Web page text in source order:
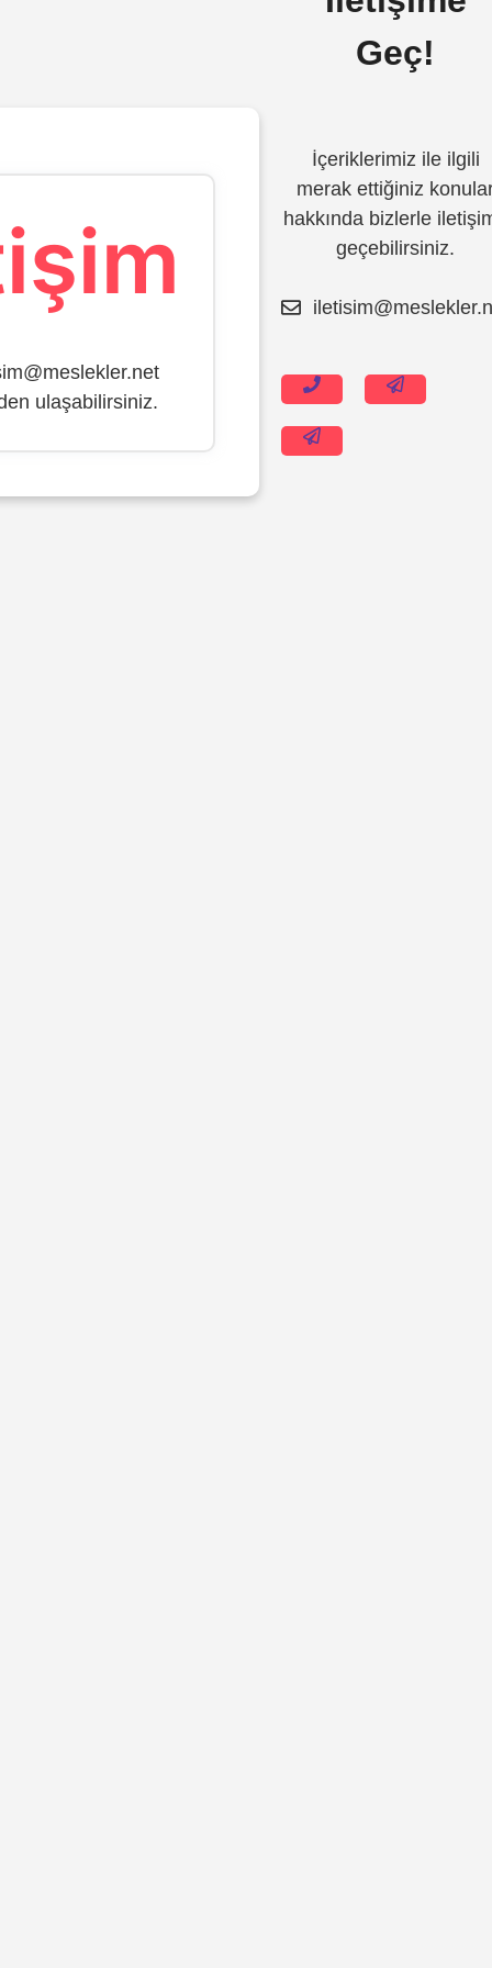
İçeriğe
ulaşabilirsiniz.
Geç!
İçeriklerimiz ile ilgili
merak ettiğiniz
hakkında bizlerle
geçebilirsiniz.